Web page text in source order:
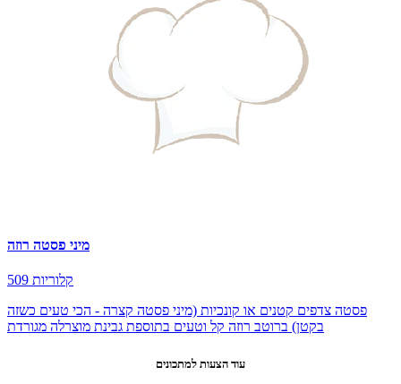
מיני פסטה רוזה
509 קלוריות
פסטה צדפים קטנים או קונכיות (מיני פסטה קצרה - הכי טעים כשזה
בקטן) ברוטב רוזה קל וטעים בתוספת גבינת מוצרלה מגורדת
עוד הצעות למתכונים